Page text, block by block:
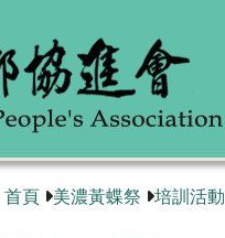
首頁 美濃黃蝶祭 培訓活動